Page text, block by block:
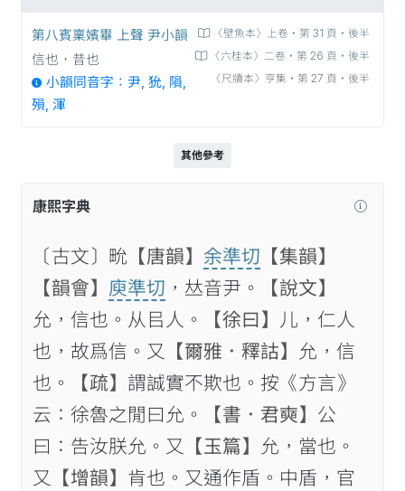
〈壁魚本〉上卷‧第 31 頁‧後半
〈六桂本〉二卷‧第 26 頁‧後半
〈尺牘本〉亨集‧第 27 頁‧後半
第八賓稟嬪畢 上聲 尹小韻
信也，昔也
小韻同音字：尹, 狁, 隕,
殞, 渾
其他參考
康熙字典
〔古文〕㽙 【唐韻】 余準切 【集韻】
【韻會】 庾準切 ，𠀤音尹。
【說文】
允，信也。从㠯人。
【徐曰】 儿，仁人
也，故爲信。又
【爾雅．釋詁】
允，信
也。
【疏】 謂誠實不欺也。按《方言》
云：徐魯之閒曰允。
【書．君奭】 公
曰：告汝朕允。又
【玉篇】
允，當也。
又
【增韻】 肯也。又通作盾。中盾，官